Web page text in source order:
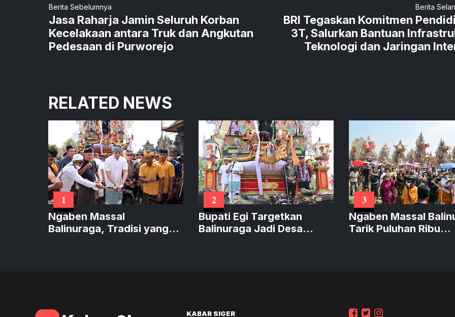
Berita Sebelumnya
Jasa Raharja Jamin Seluruh Korban
Kecelakaan antara Truk dan Angkutan
Pedesaan di Purworejo
Berita
BRI Tegaskan Komitmen
3T, Salurkan Bantuan
Teknologi dan Jaringan
RELATED NEWS
1
Ngaben Massal
Balinuraga, Tradisi yang
2
Bupati Egi Targetkan
Balinuraga Jadi Desa
3
Ngaben Massal
Tarik Puluhan Ribu
KABAR SIGER